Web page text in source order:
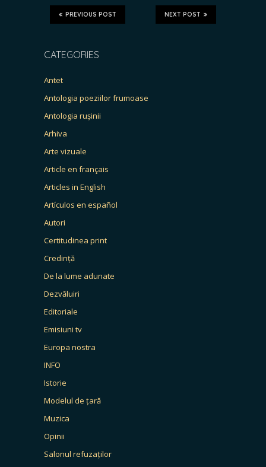
NEXT POST
PREVIOUS POST
CATEGORIES
Antet
Antologia poeziilor frumoase
Antologia rușinii
Arhiva
Arte vizuale
Article en français
Articles in English
Artículos en español
Autori
Certitudinea print
Credință
De la lume adunate
Dezvăluiri
Editoriale
Emisiuni tv
Europa nostra
INFO
Istorie
Modelul de țară
Muzica
Opinii
Salonul refuzaților